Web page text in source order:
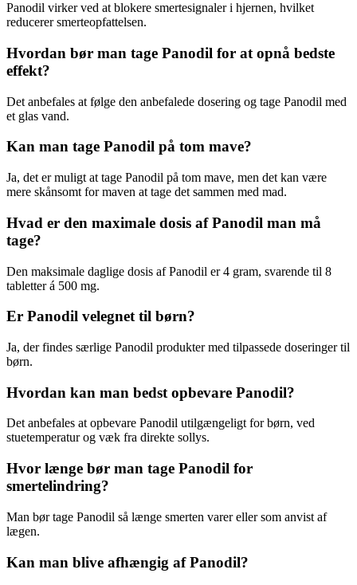
Panodil virker ved at blokere smertesignaler i hjernen, hvilket
reducerer smerteopfattelsen.
Hvordan bør man tage Panodil for at opnå bedste
effekt?
Det anbefales at følge den anbefalede dosering og tage Panodil med
et glas vand.
Kan man tage Panodil på tom mave?
Ja, det er muligt at tage Panodil på tom mave, men det kan være
mere skånsomt for maven at tage det sammen med mad.
Hvad er den maximale dosis af Panodil man må
tage?
Den maksimale daglige dosis af Panodil er 4 gram, svarende til 8
tabletter á 500 mg.
Er Panodil velegnet til børn?
Ja, der findes særlige Panodil produkter med tilpassede doseringer til
børn.
Hvordan kan man bedst opbevare Panodil?
Det anbefales at opbevare Panodil utilgængeligt for børn, ved
stuetemperatur og væk fra direkte sollys.
Hvor længe bør man tage Panodil for
smertelindring?
Man bør tage Panodil så længe smerten varer eller som anvist af
lægen.
Kan man blive afhængig af Panodil?